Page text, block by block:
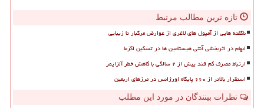
تازه ترین مطالب مرتبط
ناگفته هایی از آمپول های لاغری از عوارض مرگبار تا زیبایی
ابهام در اثربخشی آنتی هیستامین ها در تسکین اگزما
ارتباط مصرف کم قند پیش از ۲ سالگی با کاهش خطر آلزایمر
استقرار بالاتر از ۶۶۰ پایگاه اورژانس در مرزهای اربعین
نظرات بینندگان در مورد این مطلب